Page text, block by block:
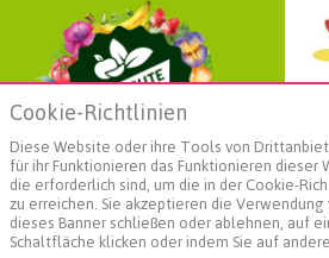
Weiterführende Informationen
Cookie-Richtlinien
Diese Website oder ihre Tools von
für ihr Funktionieren das Funktionieren dieser
die erforderlich sind, um die in der Cookie-
zu erreichen. Sie akzeptieren die Verwendung
dieses Banner schließen oder ablehnen, auf
Schaltfläche klicken oder indem Sie auf